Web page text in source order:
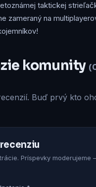
taktickej
zameraný na
komunity
Buď prvý kto
Príspevky moderujeme